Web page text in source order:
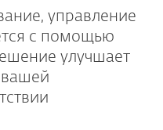
управление
с помощью
улучшает
вашей